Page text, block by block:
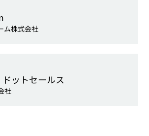
ム株式会社
ットセールス
社